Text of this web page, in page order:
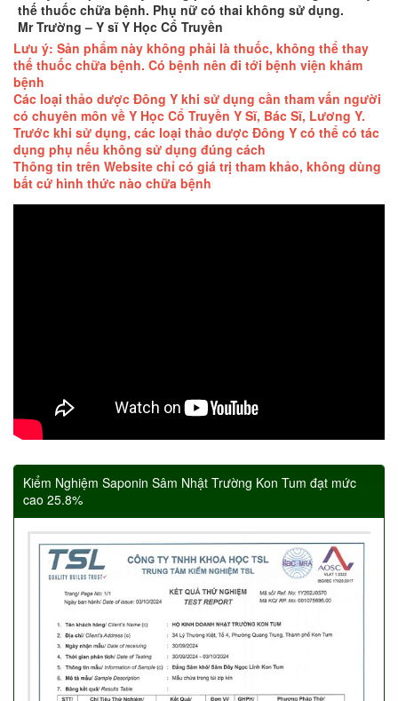
thế thuốc chữa bệnh. Phụ nữ có thai không sử dụng.
Mr Trường – Y sĩ Y Học Cổ Truyền
Lưu ý: Sản phẩm này không phải là thuốc, không thể thay
thế thuốc chữa bệnh. Có bệnh nên đi tới bệnh viện khám
bệnh
Các loại thảo dược Đông Y khi sử dụng cần tham vấn người
có chuyên môn về Y Học Cổ Truyền Y Sĩ, Bác Sĩ, Lương Y.
Trước khi sử dụng, các loại thảo dược Đông Y có thể có tác
dụng phụ nếu không sử dụng đúng cách
Thông tin trên Website chỉ có giá trị tham khảo, không dùng
bất cứ hình thức nào chữa bệnh
Kiểm Nghiệm Saponin Sâm Nhật Trường Kon Tum đạt mức
cao 25.8%